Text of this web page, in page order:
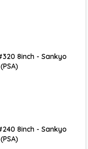
theo địa chỉ bên
anh/chị.
IST
Tp.HCM
8inch - Sankyo
8inch - Sankyo